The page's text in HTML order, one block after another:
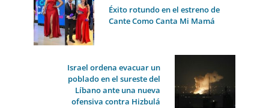
Éxito rotundo en el estreno de
Cante Como Canta Mi Mamá
Israel ordena evacuar un
poblado en el sureste del
Líbano ante una nueva
ofensiva contra Hizbulá